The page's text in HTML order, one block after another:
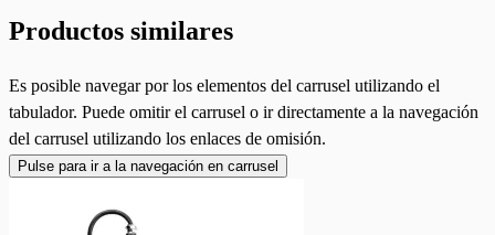
Productos similares
Es posible navegar por los elementos del carrusel utilizando el
tabulador. Puede omitir el carrusel o ir directamente a la navegación
del carrusel utilizando los enlaces de omisión.
Pulse para ir a la navegación en carrusel